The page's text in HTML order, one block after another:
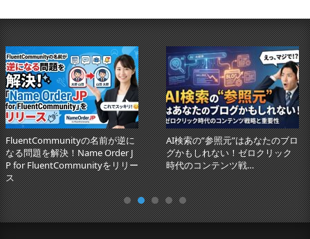
FluentCommunityの名前が逆に
なる問題を解決！Name Order J
P for FluentCommunityをリリー
ス
AI検索の”参照元”はあなたのブロ
グかもしれない！ゼロクリック
時代のコンテンツ戦…